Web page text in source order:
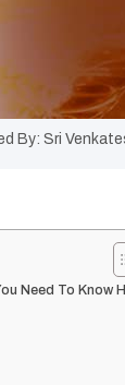
By: Sri
Need To Know